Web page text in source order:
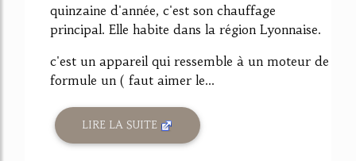
quinzaine d'année, c'est son chauffage
principal. Elle habite dans la région Lyonnaise.
c'est un appareil qui ressemble à un moteur de
formule un ( faut aimer le...
LIRE LA SUITE